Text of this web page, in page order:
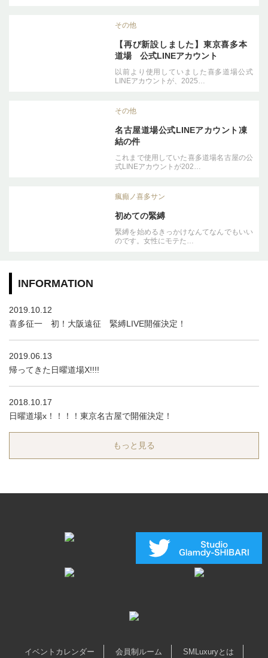
その他
【再び新設しました】東京喜多本
道場 公式LINEアカウント
以前より使用していました喜多道場公式
LINEアカウントが、2025…
その他
名古屋道場公式LINEアカウント凍
結の件
これまで使用していた喜多道場名古屋の公
式LINEアカウントが202…
瘋癲ノ喜多サン
初めての緊縛
緊縛を始めるきっかけなんてなんでもいい
のです。女性にモテた…
INFORMATION
2019.10.12
喜多征一 初！大阪遠征 緊縛LIVE開催決定！
2019.06.13
帰ってきた日曜道場X!!!!
2018.10.17
日曜道場x！！！！東京名古屋で開催決定！
もっと見る
イベントカレンダー 会員制ルーム SMLuxuryとは